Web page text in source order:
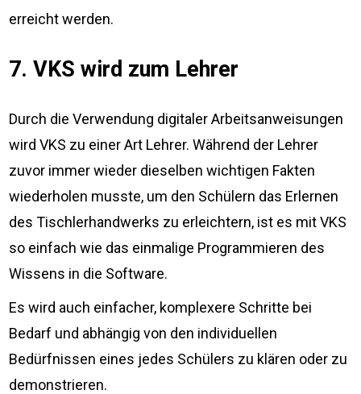
erreicht werden.
7. VKS wird zum Lehrer
Durch die Verwendung digitaler Arbeitsanweisungen
wird VKS zu einer Art Lehrer. Während der Lehrer
zuvor immer wieder dieselben wichtigen Fakten
wiederholen musste, um den Schülern das Erlernen
des Tischlerhandwerks zu erleichtern, ist es mit VKS
so einfach wie das einmalige Programmieren des
Wissens in die Software.
Es wird auch einfacher, komplexere Schritte bei
Bedarf und abhängig von den individuellen
Bedürfnissen eines jedes Schülers zu klären oder zu
demonstrieren.